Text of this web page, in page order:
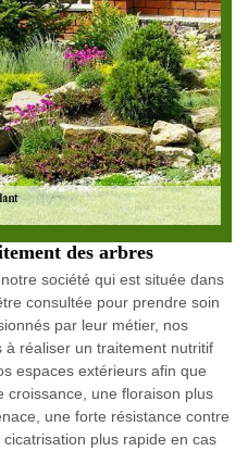
des arbres
société qui est située dans
consultée pour prendre soin
par leur métier, nos
à réaliser un traitement nutritif
espaces extérieurs afin que
croissance, une floraison plus
une forte résistance contre
plus rapide en cas